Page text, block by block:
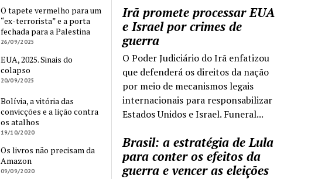
Irã promete processar EUA
e Israel por crimes de
guerra
O Poder Judiciário do Irã enfatizou
que defenderá os direitos da nação
por meio de mecanismos legais
internacionais para responsabilizar
Estados Unidos e Israel. Funeral...
Brasil: a estratégia de Lula
para conter os efeitos da
guerra e vencer as eleições
O tapete vermelho para um
“ex-terrorista” e a porta
fechada para a Palestina
26/09/2025
EUA, 2025. Sinais do
colapso
20/09/2025
Bolívia, a vitória das
convicções e a lição contra
os atalhos
19/10/2020
Os livros não precisam da
Amazon
09/09/2020